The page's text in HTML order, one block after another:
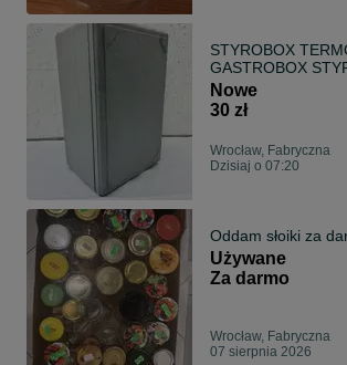
STYROBOX
GASTROBOX
pojemnik termiczny
najlepsza jakość !!
Nowe
30 zł
Wrocław, Fabryczna
Dzisiaj o 07:20
Oddam słoiki za
Używane
Za darmo
Wrocław, Fabryczna
07 sierpnia 2026